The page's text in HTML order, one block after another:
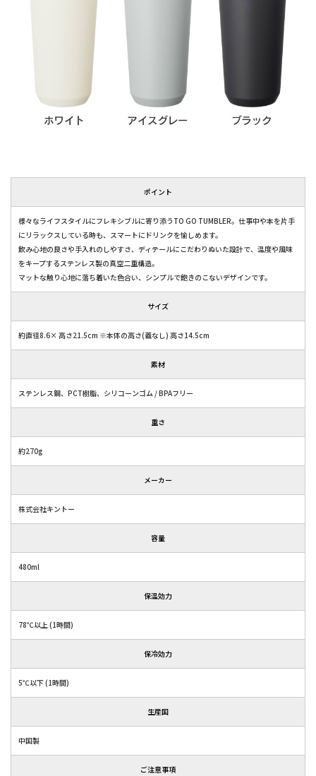
ポイント
様々なライフスタイルにフレキシブルに寄り添うTO GO TUMBLER。仕事中や本を片手
にリラックスしている時も、スマートにドリンクを愉しめます。
飲み心地の良さや手入れのしやすさ、ディテールにこだわりぬいた設計で、温度や風味
をキープするステンレス製の真空二重構造。
マットな触り心地に落ち着いた色合い、シンプルで飽きのこないデザインです。
サイズ
約直径8.6× 高さ21.5cm ※本体の高さ(蓋なし) 高さ14.5cm
素材
ステンレス鋼、PCT樹脂、シリコーンゴム / BPAフリー
重さ
約270g
メーカー
株式会社キントー
容量
480ml
保温効力
78℃以上 (1時間)
保冷効力
5℃以下 (1時間)
生産国
中国製
ご注意事項